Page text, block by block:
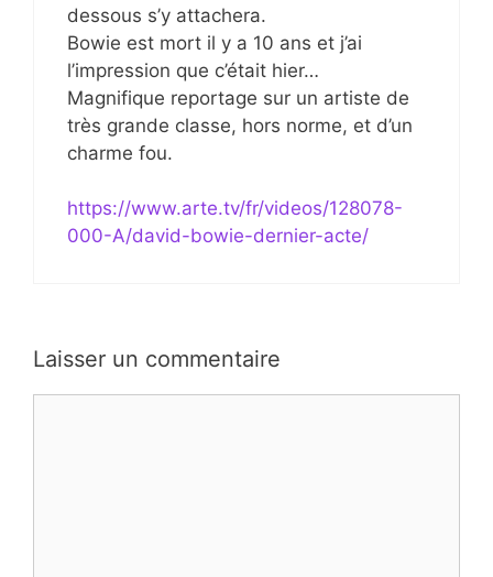
dessous s’y attachera.
Bowie est mort il y a 10 ans et j’ai
l’impression que c’était hier…
Magnifique reportage sur un artiste de
très grande classe, hors norme, et d’un
charme fou.
https://www.arte.tv/fr/videos/128078-
000-A/david-bowie-dernier-acte/
Laisser un commentaire